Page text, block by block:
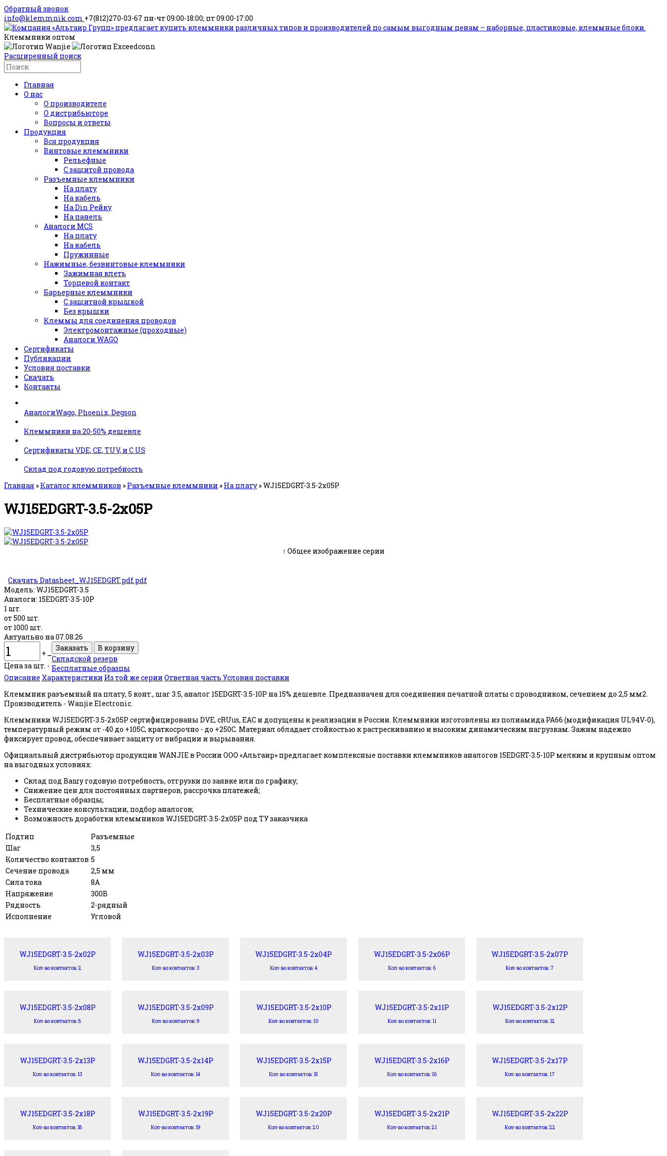
Обратный звонок
info@klemmnik.com +7(812)270-03-67 пн-чт 09:00-18:00; пт 09:00-17:00
Клеммники оптом
Расширенный поиск
Главная
О нас
О производителе
О дистрибьюторе
Вопросы и ответы
Продукция
Вся продукция
Винтовые клеммники
Рельефные
С защитой провода
Разъемные клеммники
На плату
На кабель
На Din Рейку
На панель
Аналоги MCS
На плату
На кабель
Пружинные
Нажимные, безвинтовые клеммники
Зажимная клеть
Торцевой контакт
Барьерные клеммники
С защитной крышкой
Без крышки
Клеммы для соединения проводов
Электромонтажные (проходные)
Аналоги WAGO
Сертификаты
Публикации
Условия поставки
Скачать
Контакты
АналогиWago, Phoenix, Degson
Клеммники на 20-50% дешевле
Сертификаты VDE, CE, TUV, и C US
Склад под годовую потребность
Главная » Каталог клеммников » Разъемные клеммники » На плату »WJ15EDGRT-3.5-2x05P
WJ15EDGRT-3.5-2x05P
↑ Общее изображение серии
Скачать Datasheet_WJ15EDGRT.pdf.pdf
Модель: WJ15EDGRT-3.5
Аналоги: 15EDGRT-3.5-10P
1 шт.
от 500 шт.
от 1000 шт.
Актуально на 07.08.26
+ ــ
Цена за шт. -
Складской резерв
Бесплатные образцы
Описание Характеристики Из той же серии Ответная часть Условия поставки
Клеммник разъемный на плату, 5 конт., шаг 3.5, аналог 15EDGRT-3.5-10P на 15% дешевле. Предназначен для соединения печатной платы с проводником, сечением до 2,5 мм2.
Производитель - Wanjie Electronic.
Клеммники WJ15EDGRT-3.5-2x05P сертифицированы DVE, cRUus, EAC и допущены к реализации в России. Клеммники изготовлены из полиамида PA66 (модификация UL94V-0),
температурный режим от -40 до +105С, краткосрочно - до +250С. Материал обладает стойкостью к растрескиванию и высоким динамическим нагрузкам. Зажим надежно
фиксирует провод, обеспечивает защиту от вибрации и вырывания.
Официальный дистрибьютор продукции WANJIE в России ООО «Альтаир» предлагает комплексные поставки клеммников аналогов 15EDGRT-3.5-10P мелким и крупным оптом
на выгодных условиях:
Склад под Вашу годовую потребность, отгрузки по заявке или по графику;
Снижение цен для постоянных партнеров, рассрочка платежей;
Бесплатные образцы;
Технические консультации, подбор аналогов;
Возможность доработки клеммников WJ15EDGRT-3.5-2x05P под ТУ заказчика
Подтип
Разъемные
Шаг
3,5
Количество контактов 5
Сечение провода
2,5 мм
Сила тока
8А
Напряжение
300В
Рядность
2-рядный
Исполнение
Угловой
WJ15EDGRT-3.5-2x02P
Кол-во контактов: 2
WJ15EDGRT-3.5-2x03P
Кол-во контактов: 3
WJ15EDGRT-3.5-2x04P
Кол-во контактов: 4
WJ15EDGRT-3.5-2x06P
Кол-во контактов: 6
WJ15EDGRT-3.5-2x07P
Кол-во контактов: 7
WJ15EDGRT-3.5-2x08P
Кол-во контактов: 8
WJ15EDGRT-3.5-2x09P
Кол-во контактов: 9
WJ15EDGRT-3.5-2x10P
Кол-во контактов: 10
WJ15EDGRT-3.5-2x11P
Кол-во контактов: 11
WJ15EDGRT-3.5-2x12P
Кол-во контактов: 12
WJ15EDGRT-3.5-2x13P
Кол-во контактов: 13
WJ15EDGRT-3.5-2x14P
Кол-во контактов: 14
WJ15EDGRT-3.5-2x15P
Кол-во контактов: 15
WJ15EDGRT-3.5-2x16P
Кол-во контактов: 16
WJ15EDGRT-3.5-2x17P
Кол-во контактов: 17
WJ15EDGRT-3.5-2x18P
Кол-во контактов: 18
WJ15EDGRT-3.5-2x19P
Кол-во контактов: 19
WJ15EDGRT-3.5-2x20P
Кол-во контактов: 20
WJ15EDGRT-3.5-2x21P
Кол-во контактов: 21
WJ15EDGRT-3.5-2x22P
Кол-во контактов: 22